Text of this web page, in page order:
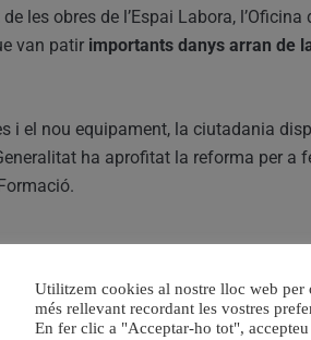
de les obres de l’Espai Labora,
van patir importants danys arran de
i el nou equipament, la ciutadania
ha aprofitat la reforma per a
la ciutadania:
Utilitzem cookies al nostre lloc web per
més rellevant recordant les vostres
En fer clic a "Acceptar-ho tot",